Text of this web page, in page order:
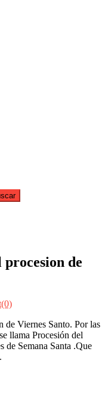
de
de Viernes Santo. Por las
llama Procesión del
de Semana Santa .Que